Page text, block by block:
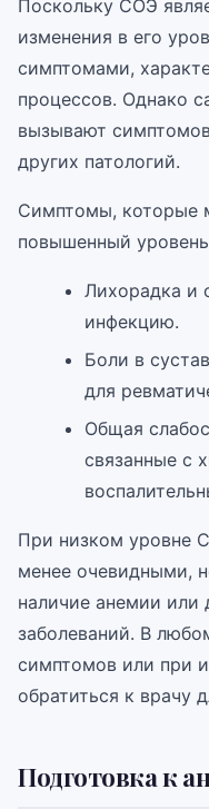
Поскольку СОЭ
изменения в его
симптомами,
процессов. Однако
вызывают
других патологий.
Симптомы, которые
повышенный
Лихорадка и
инфекцию.
Боли в
для
Общая
связанные с
При низком уровне
менее очевидными,
наличие анемии или
заболеваний. В
симптомов или при
обратиться к врачу
Подготовка к